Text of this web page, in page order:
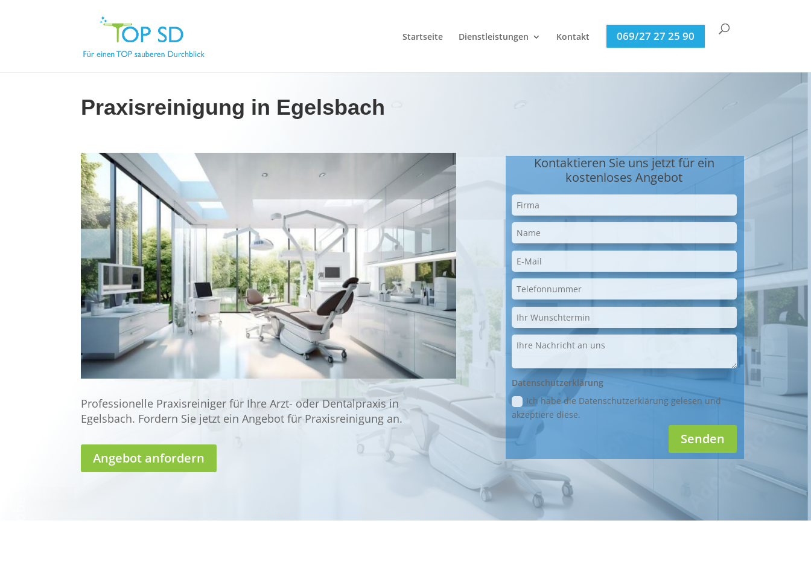
Startseite Dienstleistungen Kontakt 069/27 27 25 90
Praxisreinigung in Egelsbach
Professionelle Praxisreiniger für Ihre Arzt- oder Dentalpraxis in
Egelsbach. Fordern Sie jetzt ein Angebot für Praxisreinigung an.
Angebot anfordern
Kontaktieren Sie uns jetzt für ein
kostenloses Angebot
Datenschutzerklärung
Ich habe die Datenschutzerklärung gelesen und
akzeptiere diese.
Senden